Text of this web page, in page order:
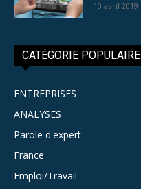
10 avril 2019
CATÉGORIE POPULAIRE
ENTREPRISES
ANALYSES
Parole d'expert
France
Emploi/Travail